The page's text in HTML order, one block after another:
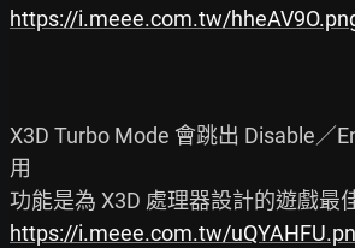
https://i.meee.com.tw/
X3D Turbo Mode 會跳出 Disable／
用
https://i.meee.com.tw/